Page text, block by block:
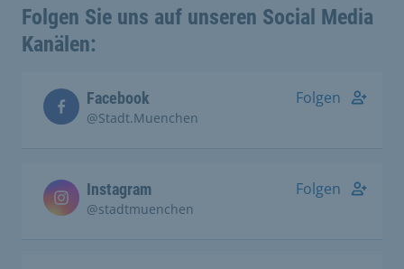
Folgen Sie uns auf unseren Social Media
Kanälen:
Facebook
@Stadt.Muenchen
Folgen
Instagram
@stadtmuenchen
Folgen